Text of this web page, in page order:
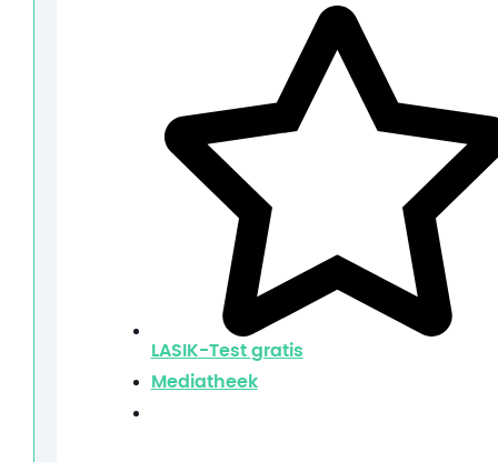
LASIK-Test gratis
Mediatheek